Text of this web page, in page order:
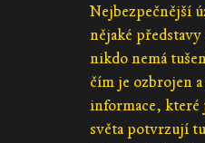
Nejbezpečnější
nějaké
nikdo nemá
čím je ozbrojen
informace, které
světa potvrzují